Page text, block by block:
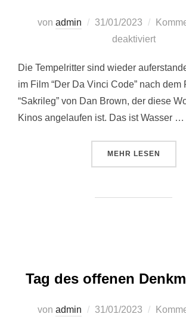
von admin
Veröffentlicht
31/01/2023
deaktiviert
Die Tempelritter sind wieder
im Film “Der Da Vinci Code” nach dem
“Sakrileg” von Dan Brown, der diese
Kinos angelaufen ist. Das ist Wasser …
MEHR ÜBER “TAG
LESEN
Tag des offenen
von admin
Veröffentlicht
31/01/2023